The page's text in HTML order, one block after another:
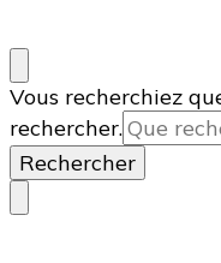
Vous recherchiez
rechercher.